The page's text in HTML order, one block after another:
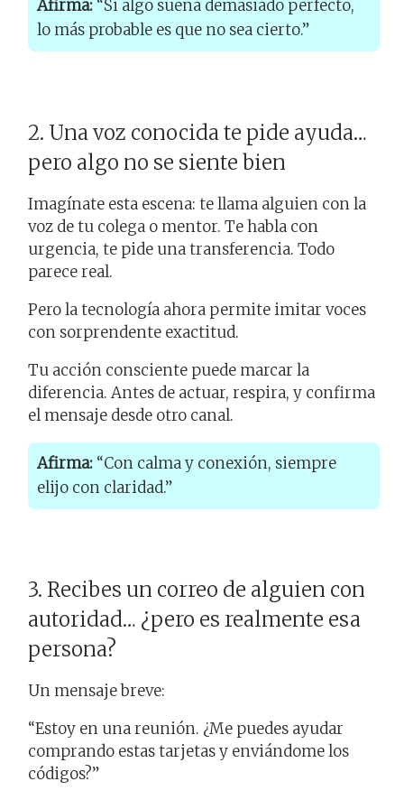
Afirma: “Si algo suena demasiado perfecto,
lo más probable es que no sea cierto.”
2. Una voz conocida te pide ayuda…
pero algo no se siente bien
Imagínate esta escena: te llama alguien con la
voz de tu colega o mentor. Te habla con
urgencia, te pide una transferencia. Todo
parece real.
Pero la tecnología ahora permite imitar voces
con sorprendente exactitud.
Tu acción consciente puede marcar la
diferencia. Antes de actuar, respira, y confirma
el mensaje desde otro canal.
Afirma: “Con calma y conexión, siempre
elijo con claridad.”
3. Recibes un correo de alguien con
autoridad… ¿pero es realmente esa
persona?
Un mensaje breve:
“Estoy en una reunión. ¿Me puedes ayudar
comprando estas tarjetas y enviándome los
códigos?”